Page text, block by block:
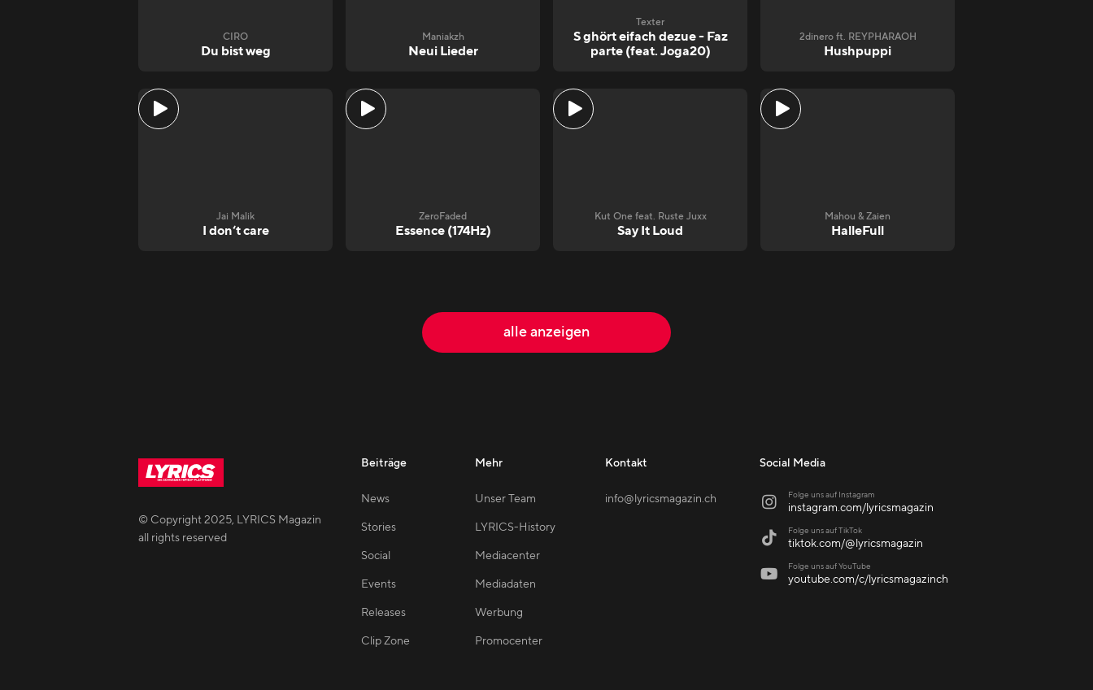
CIRO
Du bist weg
Maniakzh
Neui Lieder
Texter
S ghört eifach dezue - Faz
parte (feat. Joga20)
2dinero ft. REYPHARAOH
Hushpuppi
Jai Malik
I don‘t care
ZeroFaded
Essence (174Hz)
Kut One feat. Ruste Juxx
Say It Loud
Mahou & Zaien
HalleFull
alle anzeigen
© Copyright2025, LYRICS Magazin
all rights reserved
Beiträge
News
Stories
Social
Events
Releases
Clip Zone
Mehr
Unser Team
LYRICS-History
Mediacenter
Mediadaten
Werbung
Promocenter
Kontakt
info@lyricsmagazin.ch
Social Media
 Folge uns auf Instagram
instagram.com/lyricsmagazin
 Folge uns auf TikTok
tiktok.com/@lyricsmagazin
 Folge uns auf YouTube
youtube.com/c/lyricsmagazinch